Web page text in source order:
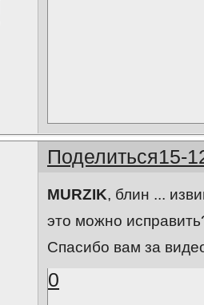
Поделиться15-
MURZIK, блин ...
это можно
Спасибо вам за
0